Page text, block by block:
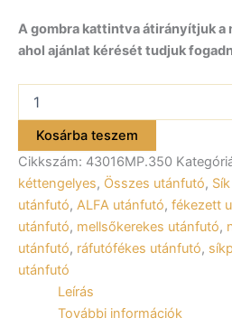
A gombra kattintva átirányítjuk a
ahol ajánlat kérését tudjuk
43016MP.350
kéttengelyes
fékezett
utánfutó
300x160cm
3500kg
össztömeg
mennyiség
Kosárba teszem
Cikkszám: 43016MP.350
kéttengelyes, Összes utánfutó,
utánfutó, ALFA utánfutó, fékezett
utánfutó, mellsőkerekes utánfutó,
utánfutó, ráfutófékes utánfutó,
utánfutó
Leírás
További információk